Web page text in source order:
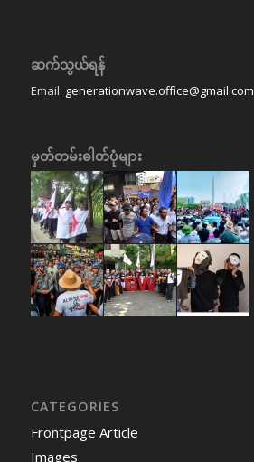
ဆက်သွယ်ရန်
Email: generationwave.office@gmail.com
မှတ်တမ်းဓါတ်ပုံများ
CATEGORIES
Frontpage Article
Images